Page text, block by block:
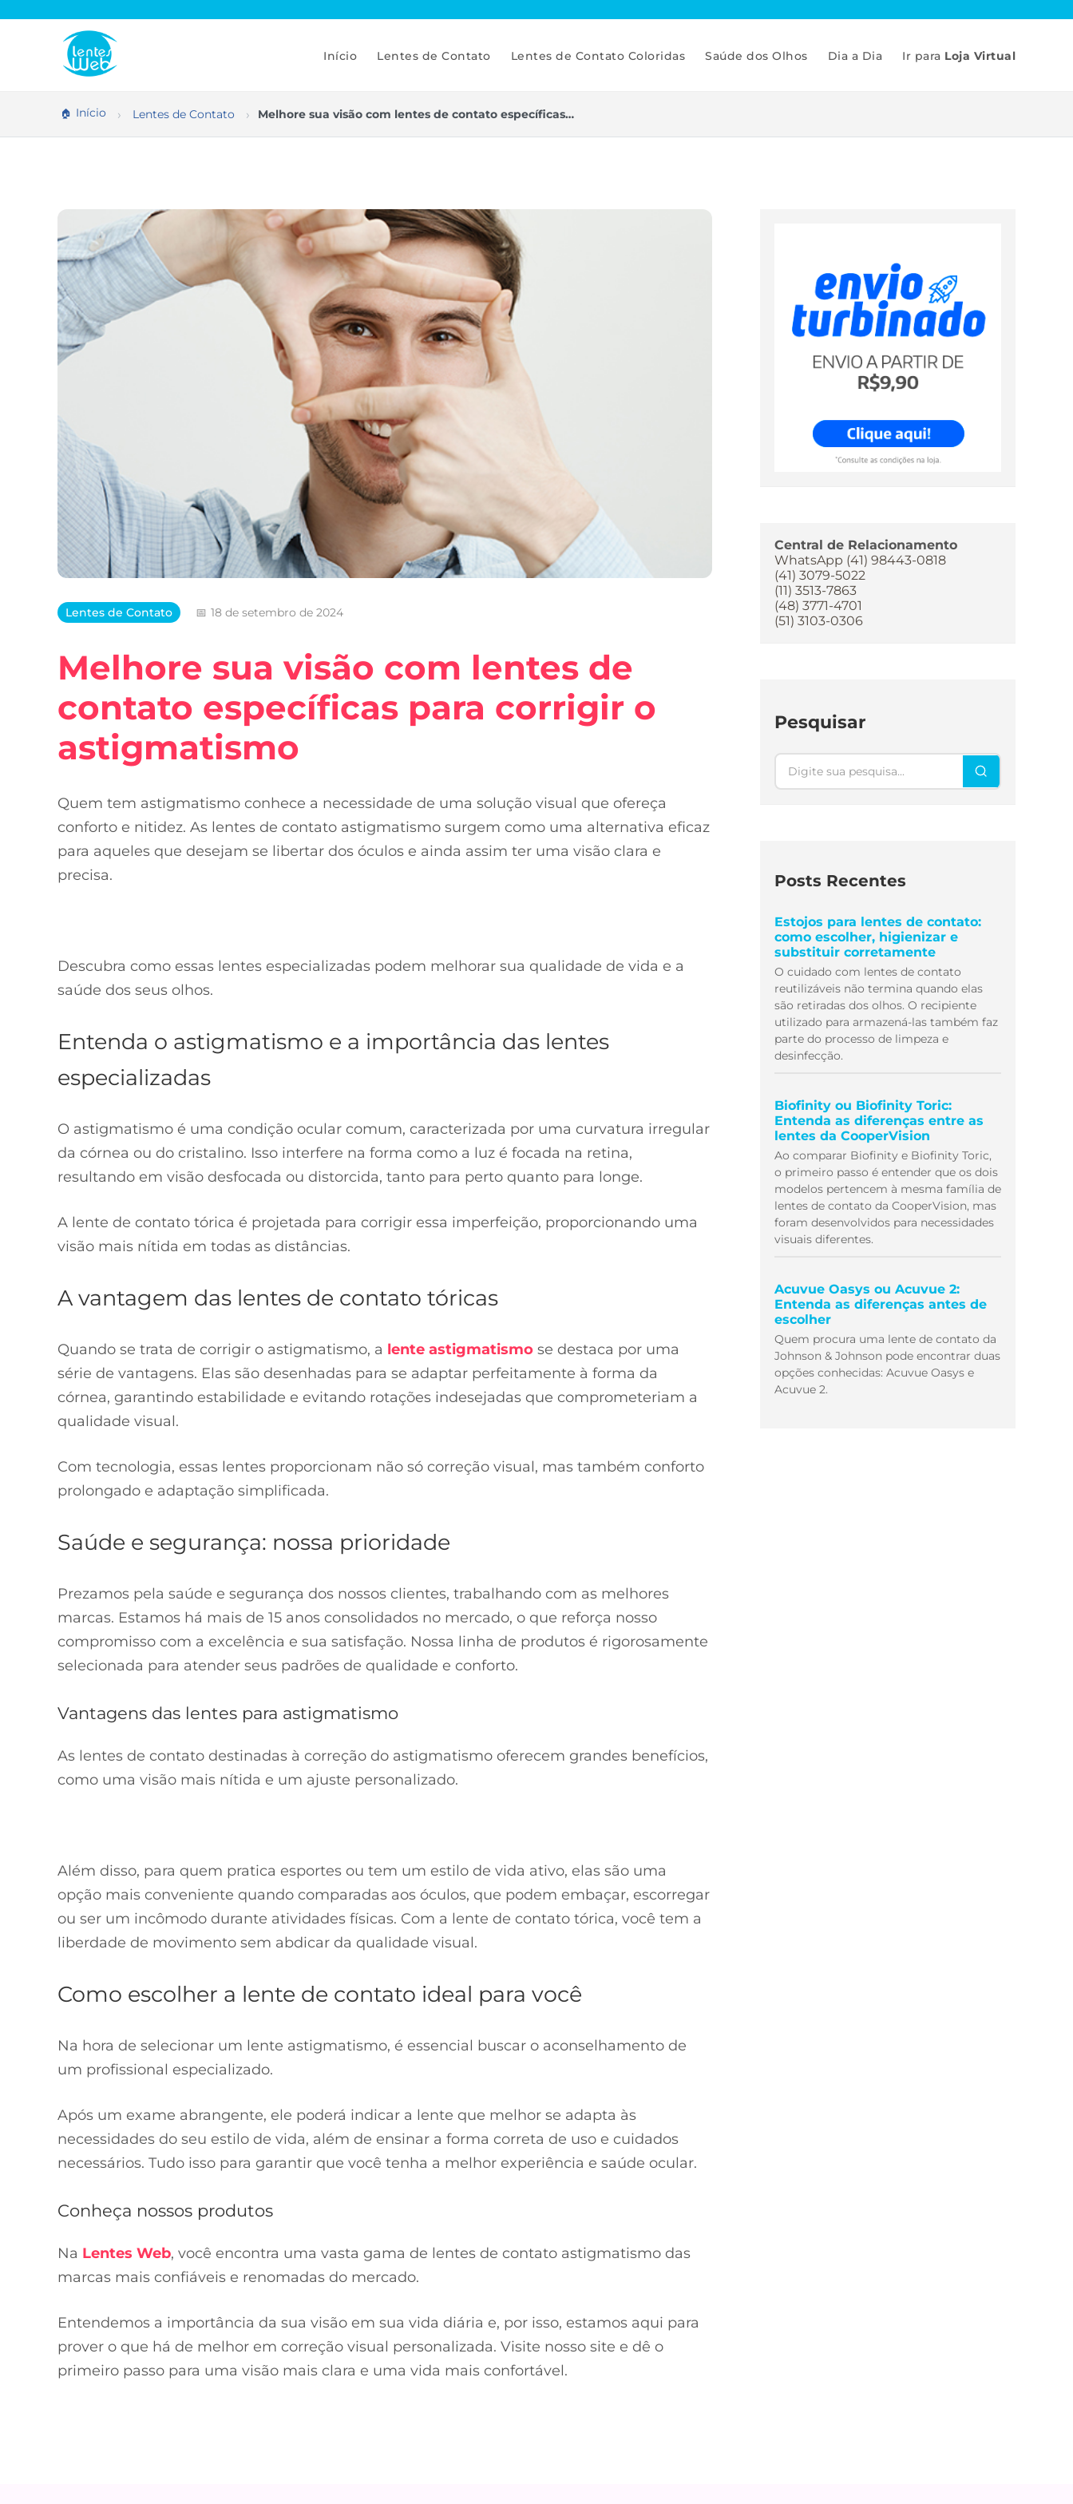
para
Início Lentes de Contato Lentes de Contato Coloridas Saúde dos Olhos Dia a Dia Ir para Loja Virtual
Início Lentes de Contato Melhore sua visão com lentes de contato específicas…
Lentes de Contato 18 de setembro de 2024
Melhore sua visão com lentes de
contato específicas para corrigir o
astigmatismo
Quem tem astigmatismo conhece a necessidade de uma solução visual que ofereça
conforto e nitidez. As lentes de contato astigmatismo surgem como uma alternativa eficaz
para aqueles que desejam se libertar dos óculos e ainda assim ter uma visão clara e
precisa.
Descubra como essas lentes especializadas podem melhorar sua qualidade de vida e a
saúde dos seus olhos.
Entenda o astigmatismo e a importância das lentes
especializadas
O astigmatismo é uma condição ocular comum, caracterizada por uma curvatura irregular
da córnea ou do cristalino. Isso interfere na forma como a luz é focada na retina,
resultando em visão desfocada ou distorcida, tanto para perto quanto para longe.
A lente de contato tórica é projetada para corrigir essa imperfeição, proporcionando uma
visão mais nítida em todas as distâncias.
A vantagem das lentes de contato tóricas
Quando se trata de corrigir o astigmatismo, a lente astigmatismo se destaca por uma
série de vantagens. Elas são desenhadas para se adaptar perfeitamente à forma da
córnea, garantindo estabilidade e evitando rotações indesejadas que comprometeriam a
qualidade visual.
Com tecnologia, essas lentes proporcionam não só correção visual, mas também conforto
prolongado e adaptação simplificada.
Saúde e segurança: nossa prioridade
Prezamos pela saúde e segurança dos nossos clientes, trabalhando com as melhores
marcas. Estamos há mais de 15 anos consolidados no mercado, o que reforça nosso
compromisso com a excelência e sua satisfação. Nossa linha de produtos é rigorosamente
selecionada para atender seus padrões de qualidade e conforto.
Vantagens das lentes para astigmatismo
As lentes de contato destinadas à correção do astigmatismo oferecem grandes benefícios,
como uma visão mais nítida e um ajuste personalizado.
Além disso, para quem pratica esportes ou tem um estilo de vida ativo, elas são uma
opção mais conveniente quando comparadas aos óculos, que podem embaçar, escorregar
ou ser um incômodo durante atividades físicas. Com a lente de contato tórica, você tem a
liberdade de movimento sem abdicar da qualidade visual.
Como escolher a lente de contato ideal para você
Na hora de selecionar um lente astigmatismo, é essencial buscar o aconselhamento de
um profissional especializado.
Após um exame abrangente, ele poderá indicar a lente que melhor se adapta às
necessidades do seu estilo de vida, além de ensinar a forma correta de uso e cuidados
necessários. Tudo isso para garantir que você tenha a melhor experiência e saúde ocular.
Conheça nossos produtos
Na Lentes Web, você encontra uma vasta gama de lentes de contato astigmatismo das
marcas mais confiáveis e renomadas do mercado.
Entendemos a importância da sua visão em sua vida diária e, por isso, estamos aqui para
prover o que há de melhor em correção visual personalizada. Visite nosso site e dê o
primeiro passo para uma visão mais clara e uma vida mais confortável.
Central de Relacionamento
WhatsApp (41) 98443-0818
(41) 3079-5022
(11) 3513-7863
(48) 3771-4701
(51) 3103-0306
Pesquisar
Pesquisar
Posts Recentes
Estojos para lentes de contato:
como escolher, higienizar e
substituir corretamente
O cuidado com lentes de contato
reutilizáveis não termina quando elas
são retiradas dos olhos. O recipiente
utilizado para armazená-las também faz
parte do processo de limpeza e
desinfecção.
Biofinity ou Biofinity Toric:
Entenda as diferenças entre as
lentes da CooperVision
Ao comparar Biofinity e Biofinity Toric,
o primeiro passo é entender que os dois
modelos pertencem à mesma família de
lentes de contato da CooperVision, mas
foram desenvolvidos para necessidades
visuais diferentes.
Acuvue Oasys ou Acuvue 2:
Entenda as diferenças antes de
escolher
Quem procura uma lente de contato da
Johnson & Johnson pode encontrar duas
opções conhecidas: Acuvue Oasys e
Acuvue 2.